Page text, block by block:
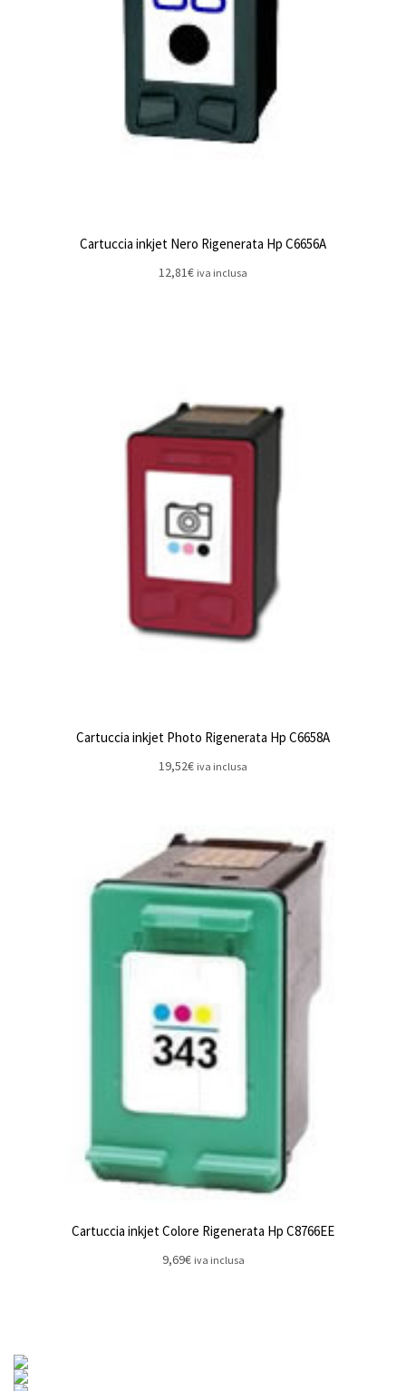
Cartuccia inkjet Nero Rigenerata Hp C6656A
12,81€ iva inclusa
Cartuccia inkjet Photo Rigenerata Hp C6658A
19,52€ iva inclusa
Cartuccia inkjet Colore Rigenerata Hp C8766EE
9,69€ iva inclusa